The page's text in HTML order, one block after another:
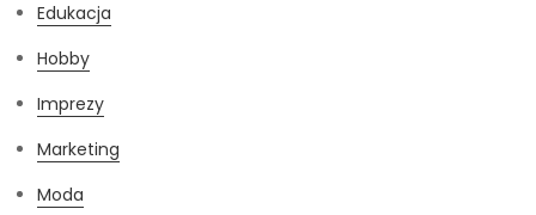
Edukacja
Hobby
Imprezy
Marketing
Moda